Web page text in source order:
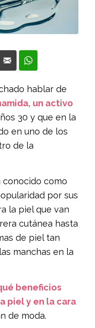
hablar de
un activo
30 y que en la
en uno de los
de la
como
por sus
la piel que van
cutánea hasta
de piel tan
manchas en la
beneficios
piel y en la cara
de moda.